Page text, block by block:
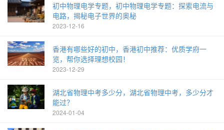
初中物理电学专题，初中物理电学专题：探索电流与
电路，揭秘电子世界的奥秘
2023-12-16
香港有哪些好的初中，香港初中推荐：优质学府一
览，帮你选择理想校园！
2023-12-29
湖北省物理中考多少分，湖北省物理中考，多少分才
能过？
2024-01-04